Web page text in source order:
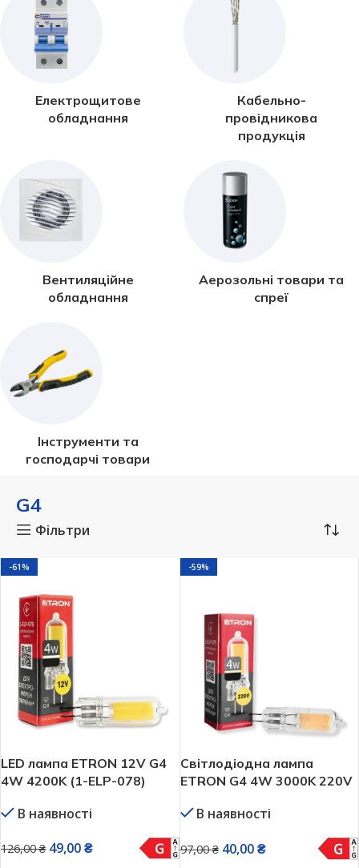
Електрощитове
обладнання
Кабельно-
провідникова
продукція
Вентиляційне
обладнання
Аерозольні товари та
спреї
Інструменти та
господарчі товари
G4
Фільтри
-61%
LED лампа ETRON 12V G4
4W 4200K (1-ELP-078)
В наявності
126,00₴ 49,00₴
-59%
Світлодіодна лампа
ETRON G4 4W 3000K 220V
В наявності
97,00₴ 40,00₴